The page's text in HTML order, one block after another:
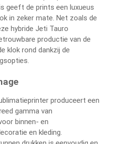
geeft de prints een luxueus
in zeker mate. Net zoals de
hybride Jeti Tauro
productie van de
klok rond dankzij de
produceert een
gamma van
binnen- en
en kleding.